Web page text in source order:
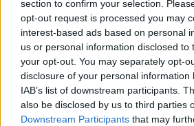
section to confirm your selection.
opt-out request is processed you may
interest-based ads based on personal
us or personal information disclosed to
your opt-out. You may separately opt-
disclosure of your personal information
IAB’s list of downstream participants.
also be disclosed by us to third parties
Downstream Participants that may
μεταξύ τους παιχνίδια ,τελευταία
με 2-0! Παράγοντας ικανός για να
περάσουν και αυτή την φορά.
Προγνωστικό : CS2 – CCT Europe –
Heroic με απόδοση1.80στην